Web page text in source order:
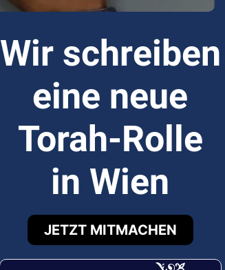
Wir schreiben
eine neue
Torah-Rolle
in Wien
JETZT MITMACHEN